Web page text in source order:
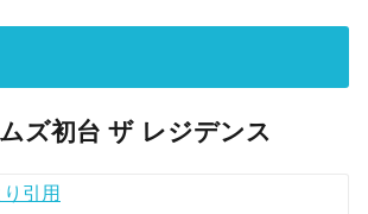
ズ初台 ザ レジデンス